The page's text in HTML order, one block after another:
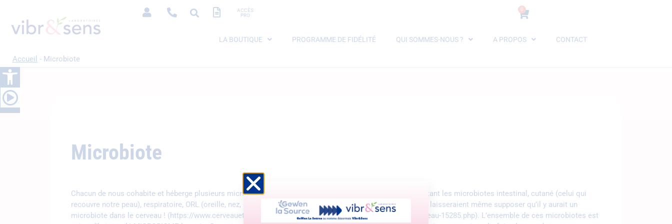
ACCÈS
PRO
LA BOUTIQUE PROGRAMME DE FIDÉLITÉ QUI SOMMES-NOUS ? A PROPOS CONTACT
0
Accueil - Microbiote
Ouvrir la barre d’outils
Microbiote
Chacun de nous cohabite et héberge plusieurs microbiotes (autrefois appelés « flores »), les plus connus étant les microbiotes intestinal, cutané (celui qui
recouvre notre peau), respiratoire, ORL (oreille, nez, gorge), urinaire, vaginal, etc… Des découvertes récentes laisseraient même supposer qu’il y aurait un
microbiote dans le cerveau ! (https://www.cerveauetpsycho.fr/sd/neurobiologie/un-microbiote-dans-le-cerveau-15285.php). L’ensemble de ces microbiotes est